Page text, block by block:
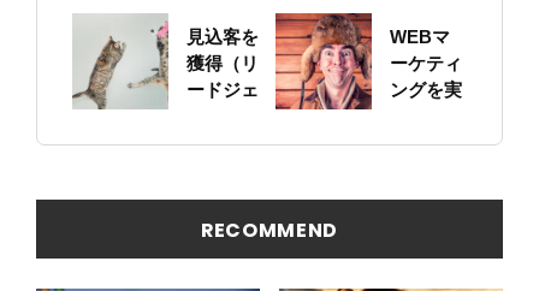
すればト
ラフィッ
クは増え
クが増え
ない。ち
ゃんとス
ニペット
見込客を
獲得（リ
ードジェ
ョン）す
できてい
ますか？
WEBマ
ーケティ
ングを実
めにはペ
計からは
RECOMMEND